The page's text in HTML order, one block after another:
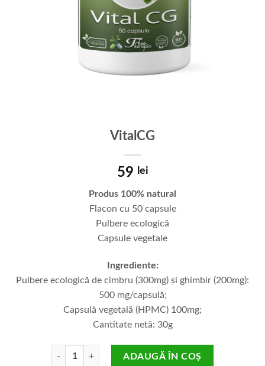
VitalCG
59 lei
Produs 100% natural
Flacon cu 50 capsule
Pulbere ecologică
Capsule vegetale
Ingrediente:
Pulbere ecologică de cimbru (300mg) și ghimbir (200mg):
500 mg/capsulă;
Capsulă vegetală (HPMC) 100mg;
Cantitate netă: 30g
Cantitate VitalCG
ADAUGĂ ÎN COȘ